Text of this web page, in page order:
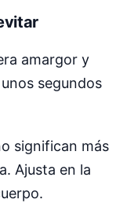
amargor y
segundos
significan más
Ajusta en la